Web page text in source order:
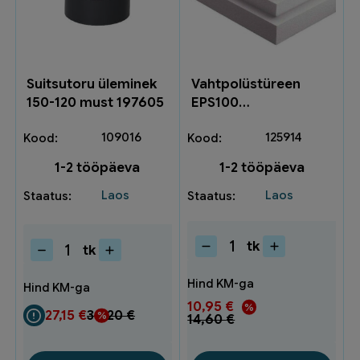
Suitsutoru üleminek
150-120 must 197605
109016
1-2 tööpäeva
Laos
Suitsutoru
150-
120
197605
tk
36,20€
27,15 €
Vahtpolüstüreen
EPS100
6tk/pk
125914
1-2 tööpäeva
Laos
Vahtpolüstüreen
100x1000x1200
6tk/pk
kogus
tk
14,60€
Algne
10,95 €
Current